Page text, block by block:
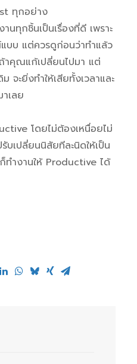
ทุกอย่าง
านทุกชิ้นเป็นเรื่องที่ดี เพราะ
บบ แต่ควรดูก่อนว่าทำแล้ว
าคุณแก้เปลี่ยนไปมา แต่
จะยิ่งทำให้เสียทั้งเวลาและ
เลย
โดยไม่ต้องเหนื่อยไม่
บเปลี่ยนนิสัยทีละนิดให้เป็น
ทำงานให้ Productive ได้